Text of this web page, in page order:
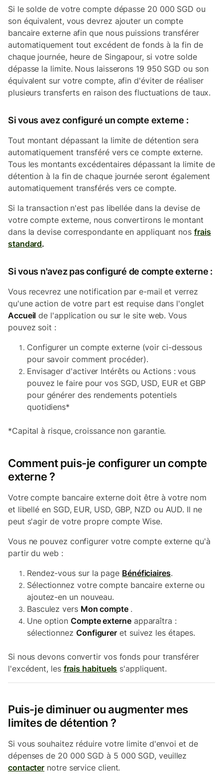
Si le solde de votre compte dépasse 20 000 SGD ou
son équivalent, vous devrez ajouter un compte
bancaire externe afin que nous puissions transférer
automatiquement tout excédent de fonds à la fin de
chaque journée, heure de Singapour, si votre solde
dépasse la limite. Nous laisserons 19 950 SGD ou son
équivalent sur votre compte, afin d'éviter de réaliser
plusieurs transferts en raison des fluctuations de taux.
Si vous avez configuré un compte externe :
Tout montant dépassant la limite de détention sera
automatiquement transféré vers ce compte externe.
Tous les montants excédentaires dépassant la limite de
détention à la fin de chaque journée seront également
automatiquement transférés vers ce compte.
Si la transaction n'est pas libellée dans la devise de
votre compte externe, nous convertirons le montant
dans la devise correspondante en appliquant nos frais
standard.
Si vous n'avez pas configuré de compte externe :
Vous recevrez une notification par e-mail et verrez
qu'une action de votre part est requise dans l'onglet
Accueil de l'application ou sur le site web. Vous
pouvez soit :
Configurer un compte externe (voir ci-dessous
pour savoir comment procéder).
Envisager d'activer Intérêts ou Actions : vous
pouvez le faire pour vos SGD, USD, EUR et GBP
pour générer des rendements potentiels
quotidiens*
*Capital à risque, croissance non garantie.
Comment puis-je configurer un compte
externe ?
Votre compte bancaire externe doit être à votre nom
et libellé en SGD, EUR, USD, GBP, NZD ou AUD. Il ne
peut s'agir de votre propre compte Wise.
Vous ne pouvez configurer votre compte externe qu'à
partir du web :
Rendez-vous sur la page Bénéficiaires.
Sélectionnez votre compte bancaire externe ou
ajoutez-en un nouveau.
Basculez vers Mon compte .
Une optionCompte externeapparaîtra :
sélectionnez Configurer et suivez les étapes.
Si nous devons convertir vos fonds pour transférer
l'excédent, les frais habituels s'appliquent.
Puis-je diminuer ou augmenter mes
limites de détention ?
Si vous souhaitez réduire votre limite d'envoi et de
dépenses de 20 000 SGD à 5 000 SGD, veuillez
contacter notre service client.